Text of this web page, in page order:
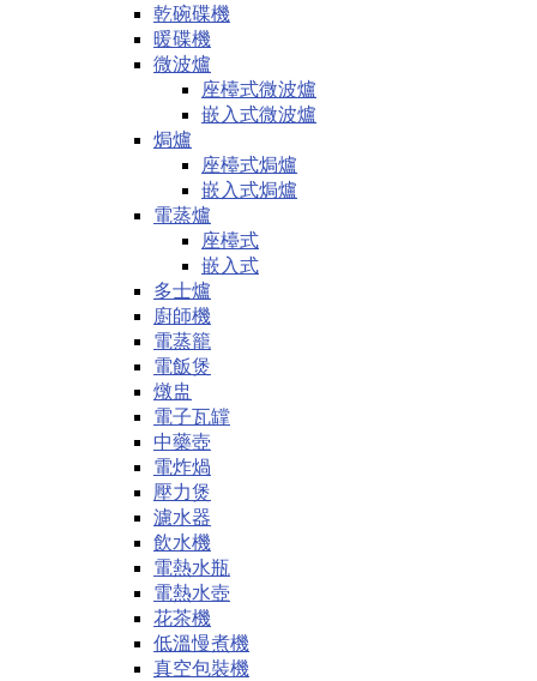
乾碗碟機
暖碟機
微波爐
座檯式微波爐
嵌入式微波爐
焗爐
座檯式焗爐
嵌入式焗爐
電蒸爐
座檯式
嵌入式
多士爐
廚師機
電蒸籠
電飯煲
燉盅
電子瓦罉
中藥壺
電炸煱
壓力煲
濾水器
飲水機
電熱水瓶
電熱水壺
花茶機
低溫慢煮機
真空包裝機